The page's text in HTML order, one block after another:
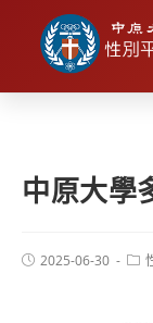
中原大學
2025-06-30